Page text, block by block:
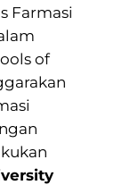
Farmasi
of